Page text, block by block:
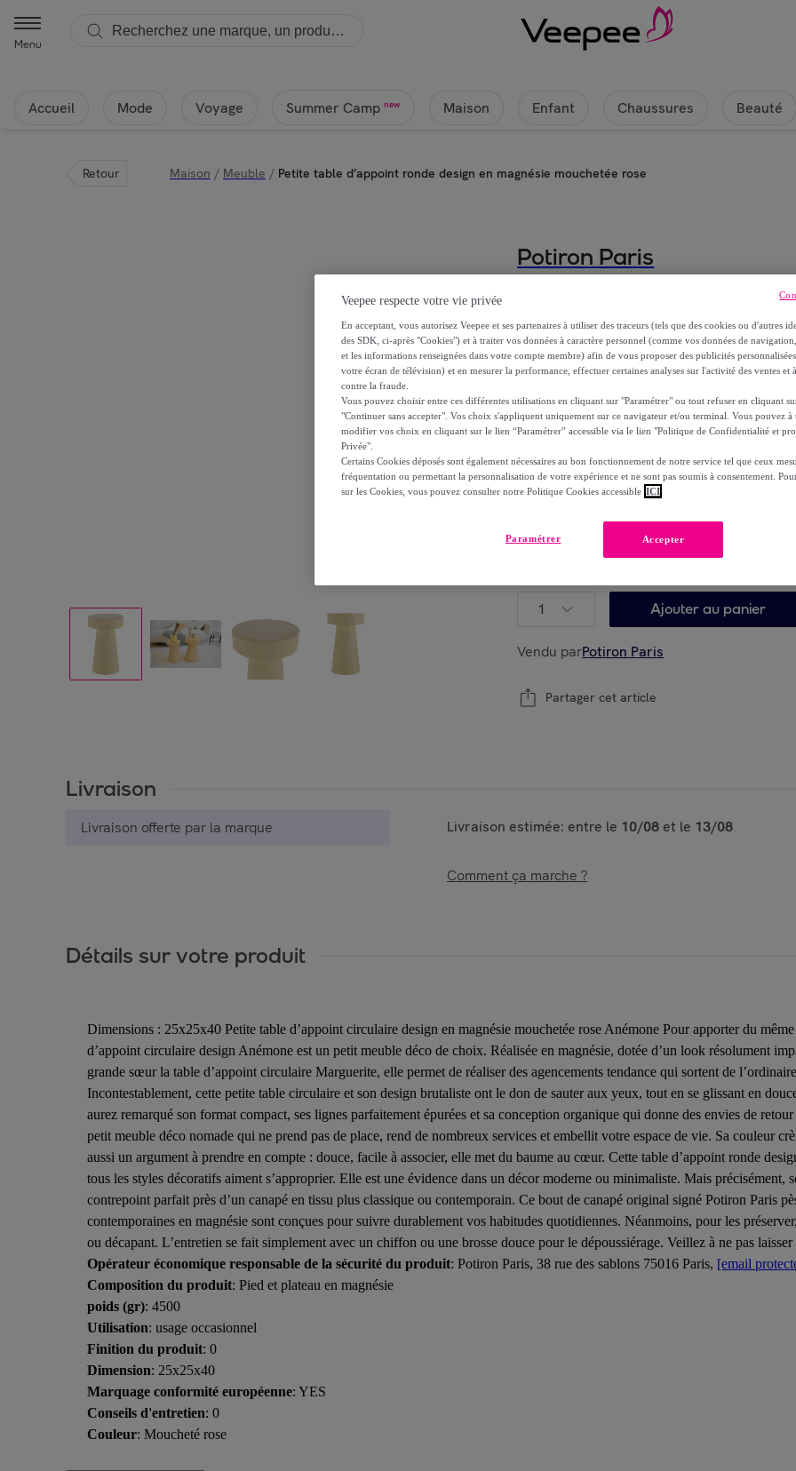
Menu
Accueil Mode Voyage Summer Camp new Maison Enfant Chaussures Beauté
Retour Maison / Meuble / Petite table d’appoint ronde design en magnésie mouchetée rose
Potiron Paris
Petite table d’appoint ronde
34,99 €
-49%
dontéco-part.: 0,58 €
Reprise possible de votre ancien produit,
Petite table d’appoint ronde
1 Ajouter au panier
Vendu parPotiron Paris
Partager cet article
Livraison
Livraison offerte par la marque Livraison estimée: entre le 10/08 et le 13/08
Comment ça marche ?
Détails sur votre produit
Dimensions : 25x25x40 Petite table d’appoint circulaire design en magnésie mouchetée rose Anémone Pour apporter du
d’appoint circulaire design Anémone est un petit meuble déco de choix. Réalisée en magnésie, dotée d’un look résolument
grande sœur la table d’appoint circulaire Marguerite, elle permet de réaliser des agencements tendance qui sortent de
Incontestablement, cette petite table circulaire et son design brutaliste ont le don de sauter aux yeux, tout en se glissant en
aurez remarqué son format compact, ses lignes parfaitement épurées et sa conception organique qui donne des envies de
petit meuble déco nomade qui ne prend pas de place, rend de nombreux services et embellit votre espace de vie. Sa couleur
aussi un argument à prendre en compte : douce, facile à associer, elle met du baume au cœur. Cette table d’appoint ronde
tous les styles décoratifs aiment s’approprier. Elle est une évidence dans un décor moderne ou minimaliste. Mais précisément,
contrepoint parfait près d’un canapé en tissu plus classique ou contemporain. Ce bout de canapé original signé Potiron Paris
contemporaines en magnésie sont conçues pour suivre durablement vos habitudes quotidiennes. Néanmoins, pour les
ou décapant. L’entretien se fait simplement avec un chiffon ou une brosse douce pour le dépoussiérage. Veillez à ne pas
Opérateur économique responsable de la sécurité du produit: Potiron Paris, 38 rue des sablons 75016 Paris, [email
Composition du produit: Pied et plateau en magnésie
poids (gr): 4500
Utilisation: usage occasionnel
Finition du produit: 0
Dimension: 25x25x40
Marquage conformité européenne: YES
Conseils d'entretien: 0
Couleur: Moucheté rose
Veepee respecte votre vie privée
En acceptant, vous autorisez Veepee et ses partenaires à utiliser des traceurs (tels que des cookies ou d'autres
des SDK, ci-après "Cookies") et à traiter vos données à caractère personnel (comme vos données de
et les informations renseignées dans votre compte membre) afin de vous proposer des publicités
votre écran de télévision) et en mesurer la performance, effectuer certaines analyses sur l'activité des ventes et
contre la fraude.
Vous pouvez choisir entre ces différentes utilisations en cliquant sur "Paramétrer" ou tout refuser en cliquant
"Continuer sans accepter". Vos choix s'appliquent uniquement sur ce navigateur et/ou terminal. Vous pouvez
modifier vos choix en cliquant sur le lien “Paramétrer” accessible via le lien "Politique de Confidentialité et
Privée".
Certains Cookies déposés sont également nécessaires au bon fonctionnement de notre service tel que ceux
fréquentation ou permettant la personnalisation de votre expérience et ne sont pas soumis à consentement.
sur les Cookies, vous pouvez consulter notre Politique Cookies accessible ICI
Accepter
Paramétrer